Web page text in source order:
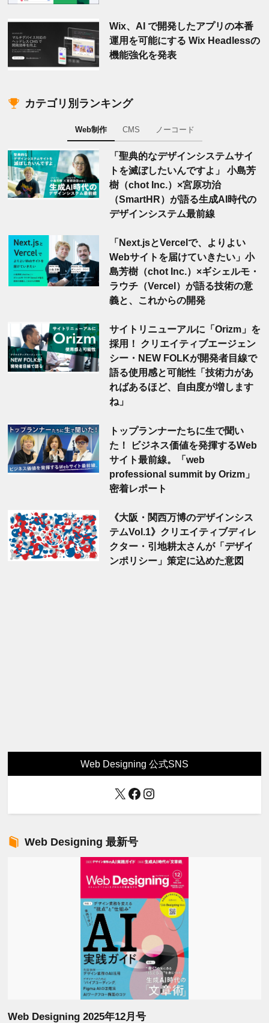
Wix、AI で開発したアプリの本番
運用を可能にする Wix Headlessの
機能強化を発表
カテゴリ別ランキング
Web制作 CMS ノーコード
「聖典的なデザインシステムサイ
トを滅ぼしたいんですよ」 小島芳
樹（chot Inc.）×宮原功治
（SmartHR）が語る生成AI時代の
デザインシステム最前線
「Next.jsとVercelで、よりよい
Webサイトを届けていきたい」小
島芳樹（chot Inc.）×ギシェルモ・
ラウチ（Vercel）が語る技術の意
義と、これからの開発
サイトリニューアルに「Orizm」を
採用！ クリエイティブエージェン
シー・NEW FOLKが開発者目線で
語る使用感と可能性「技術力があ
ればあるほど、自由度が増します
ね」
トップランナーたちに生で聞い
た！ ビジネス価値を発揮するWeb
サイト最前線。「web
professional summit by Orizm」
密着レポート
《大阪・関西万博のデザインシス
テムVol.1》クリエイティブディレ
クター・引地耕太さんが「デザイ
ンポリシー」策定に込めた意図
Web Designing 公式SNS
X Facebook
Instagram
Web Designing 最新号
Web Designing 2025年12月号